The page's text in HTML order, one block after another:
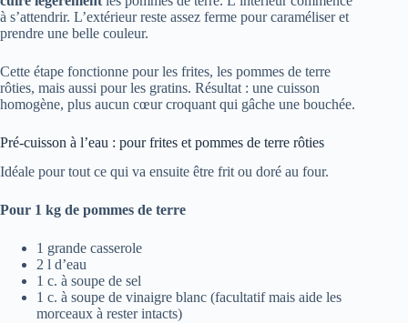
à s’attendrir. L’extérieur reste assez ferme pour caraméliser et
prendre une belle couleur.
Cette étape fonctionne pour les frites, les pommes de terre
rôties, mais aussi pour les gratins. Résultat : une cuisson
homogène, plus aucun cœur croquant qui gâche une bouchée.
Pré-cuisson à l’eau : pour frites et pommes de terre rôties
Idéale pour tout ce qui va ensuite être frit ou doré au four.
Pour 1 kg de pommes de terre
1 grande casserole
2 l d’eau
1 c. à soupe de sel
1 c. à soupe de vinaigre blanc (facultatif mais aide les
morceaux à rester intacts)